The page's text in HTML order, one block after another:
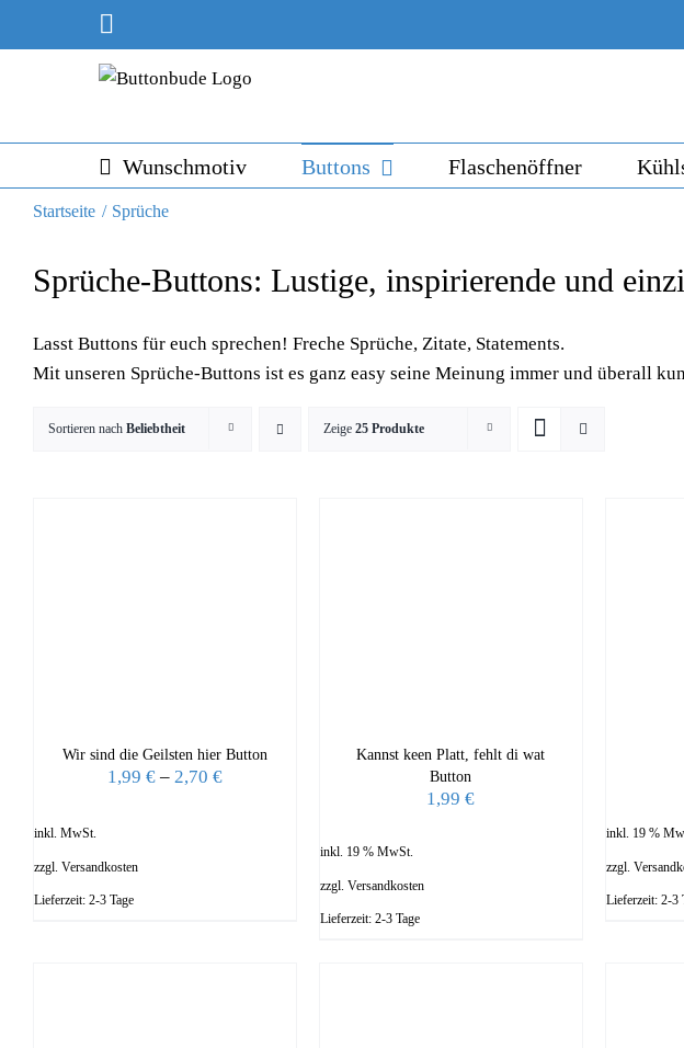
Wunschmotiv Buttons Flaschenöffner
Startseite Sprüche
Sprüche-Buttons: Lustige, inspirierende und
Lasst Buttons für euch sprechen! Freche Sprüche, Zitate, Statements.
Mit unseren Sprüche-Buttons ist es ganz easy seine Meinung immer und überall
Sortieren nach Beliebtheit Zeige 25 Produkte
Wir sind die Geilsten hier Button
1,99 €– 2,70 €
inkl. MwSt.
zzgl. Versandkosten
Lieferzeit: 2-3 Tage
Kannst keen Platt, fehlt di wat
Button
1,99€
inkl. 19 % MwSt.
zzgl. Versandkosten
Lieferzeit: 2-3 Tage
inkl. 19 %
zzgl.
Lieferzeit: 2-3